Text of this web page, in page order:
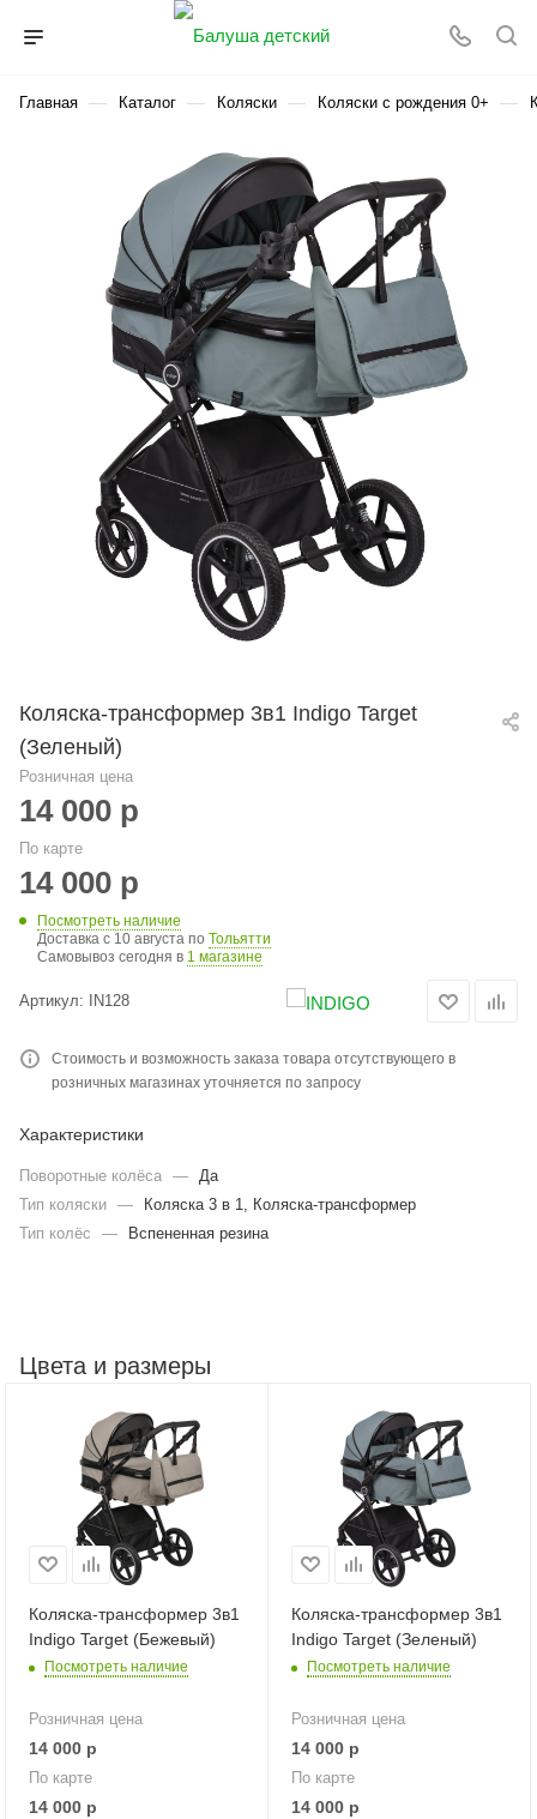
Главная — Каталог — Коляски — Коляски с рождения 0+ —
Коляска-трансформер 3в1 Indigo Target
(Зеленый)
Розничная цена
14 000 р
По карте
14 000 р
Посмотреть наличие
Доставка с 10 августа по Тольятти
Самовывоз сегодня в 1 магазине
Артикул: IN128
Стоимость и возможность заказа товара отсутствующего в
розничных магазинах уточняется по запросу
Характеристики
Поворотные колёса —
Да
Тип коляски —
Коляска 3 в 1, Коляска-трансформер
Тип колёс
— Вспененная резина
Цвета и размеры
Коляска-трансформер 3в1
Indigo Target (Бежевый)
Посмотреть наличие
Розничная цена
14 000 р
По карте
14 000 р
Коляска-трансформер 3в1
Indigo Target (Зеленый)
Посмотреть наличие
Розничная цена
14 000 р
По карте
14 000 р